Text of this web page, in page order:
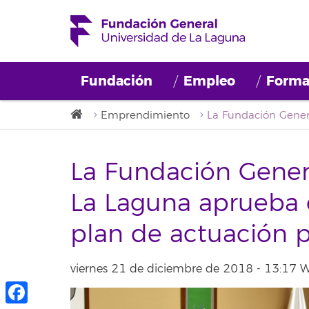
Fundación Empleo
Emprendimiento
La Fundación
La Laguna
plan de actuación
viernes 21 de diciembre de 2018 - 13:17